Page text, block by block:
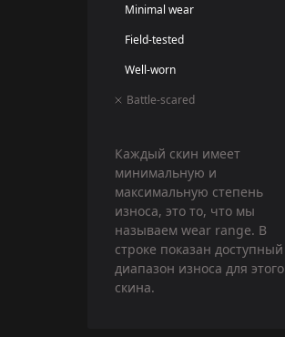
Minimal wear
Field-tested
Well-worn
Battle-scared
Каждый скин имеет
минимальную и
максимальную степень
износа, это то, что мы
называем wear range. В
строке показан доступный
диапазон износа для этого
скина.